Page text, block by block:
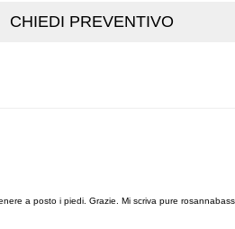
a posto i piedi. Grazie. Mi scriva pure